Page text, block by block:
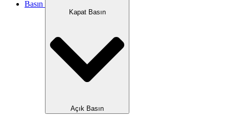
Basın
Kapat Basın
Açık Basın